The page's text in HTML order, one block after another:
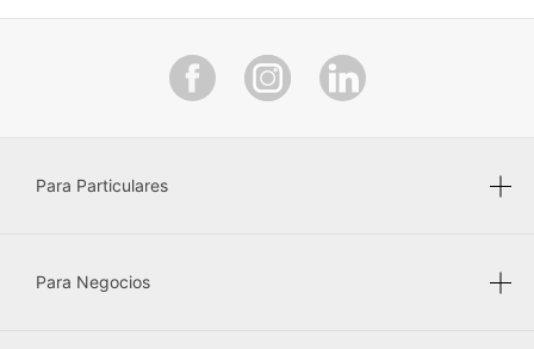
Para Particulares
Para Negocios